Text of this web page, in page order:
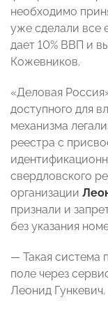
необходимо
уже сделали все
дает 10% ВВП и
Кожевников.
«Деловая
доступного для
механизма
реестра с
свердловского
организации
признали и
без указания
— Такая система
поле через
Леонид Гункевич.